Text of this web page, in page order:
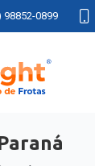
98852-0899